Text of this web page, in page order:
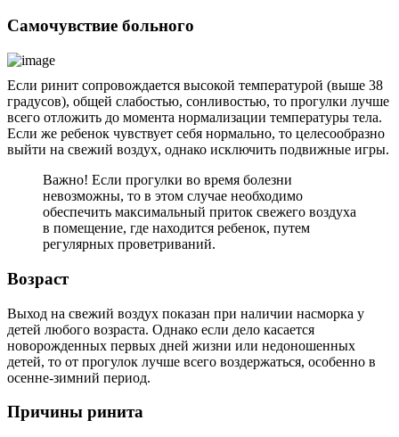
Самочувствие больного
Если ринит сопровождается высокой температурой (выше 38
градусов), общей слабостью, сонливостью, то прогулки лучше
всего отложить до момента нормализации температуры тела.
Если же ребенок чувствует себя нормально, то целесообразно
выйти на свежий воздух, однако исключить подвижные игры.
Важно! Если прогулки во время болезни
невозможны, то в этом случае необходимо
обеспечить максимальный приток свежего воздуха
в помещение, где находится ребенок, путем
регулярных проветриваний.
Возраст
Выход на свежий воздух показан при наличии насморка у
детей любого возраста. Однако если дело касается
новорожденных первых дней жизни или недоношенных
детей, то от прогулок лучше всего воздержаться, особенно в
осенне-зимний период.
Причины ринита